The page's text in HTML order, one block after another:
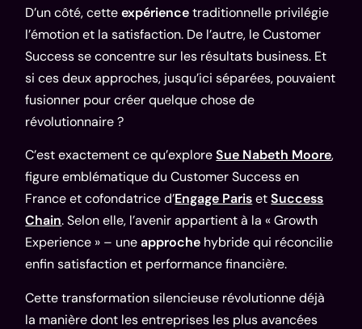
D’un côté, cetteexpériencetraditionnelle privilégie
l’émotion et la satisfaction. De l’autre, le Customer
Success se concentre sur les résultats business. Et
si ces deux approches, jusqu’ici séparées, pouvaient
fusionner pour créer quelque chose de
révolutionnaire ?
C’est exactement ce qu’exploreSue Nabeth Moore,
figure emblématique du Customer Success en
France et cofondatrice d’Engage ParisetSuccess
Chain. Selon elle, l’avenir appartient à la « Growth
Experience » – uneapproche hybride qui réconcilie
enfin satisfaction et performance financière.
Cette transformation silencieuse révolutionne déjà
la manière dont les entreprises les plus avancées